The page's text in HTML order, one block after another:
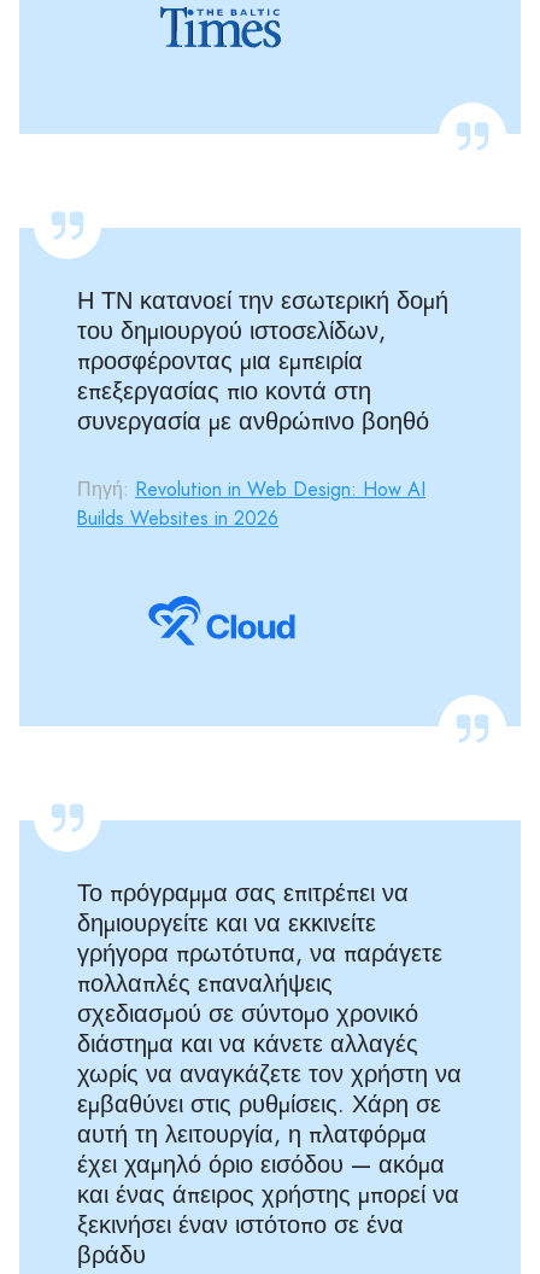
Η ΤΝ κατανοεί την εσωτερική δομή
του δημιουργού ιστοσελίδων,
προσφέροντας μια εμπειρία
επεξεργασίας πιο κοντά στη
συνεργασία με ανθρώπινο βοηθό
Πηγή: Revolution in Web Design: How AI
Builds Websites in 2026
Το πρόγραμμα σας επιτρέπει να
δημιουργείτε και να εκκινείτε
γρήγορα πρωτότυπα, να παράγετε
πολλαπλές επαναλήψεις
σχεδιασμού σε σύντομο χρονικό
διάστημα και να κάνετε αλλαγές
χωρίς να αναγκάζετε τον χρήστη να
εμβαθύνει στις ρυθμίσεις. Χάρη σε
αυτή τη λειτουργία, η πλατφόρμα
έχει χαμηλό όριο εισόδου — ακόμα
και ένας άπειρος χρήστης μπορεί να
ξεκινήσει έναν ιστότοπο σε ένα
βράδυ